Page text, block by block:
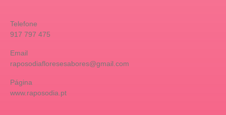
Telefone
917 797 475
Email
raposodiafloresesabores@gmail.com
Página
www.raposodia.pt